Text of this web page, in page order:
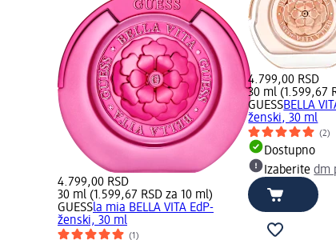
4.799,00 RSD
30 ml (1.599,67 RSD za 10 ml)
GUESSla mia BELLA VITA EdP-
ženski, 30 ml
(1)
4.799,00 RSD
30 ml (1.599,67
GUESSBELLA
ženski, 30 ml
(2)
Dostupno
Izaberitedm